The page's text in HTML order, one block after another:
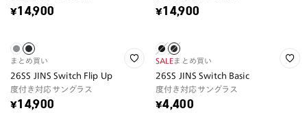
¥14,900 ¥14,900
まとめ買い
26SS JINS Switch Flip Up
度付き対応サングラス
¥14,900
SALEまとめ買い
26SS JINS Switch Basic
度付き対応サングラス
¥4,400